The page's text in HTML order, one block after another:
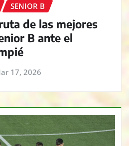
SENIOR B
de las mejores
B ante el
17, 2026